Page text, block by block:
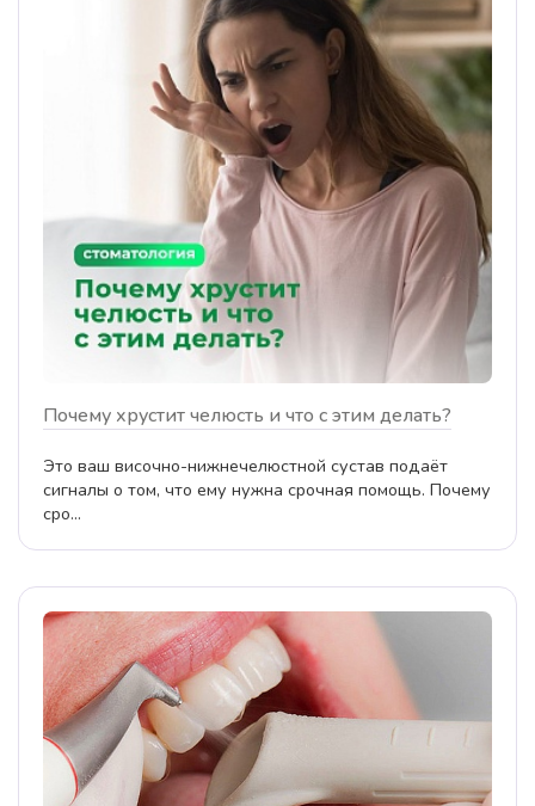
Почему хрустит челюсть и что с этим делать?
Это ваш височно-нижнечелюстной сустав подаёт
сигналы о том, что ему нужна срочная помощь. Почему
сро...